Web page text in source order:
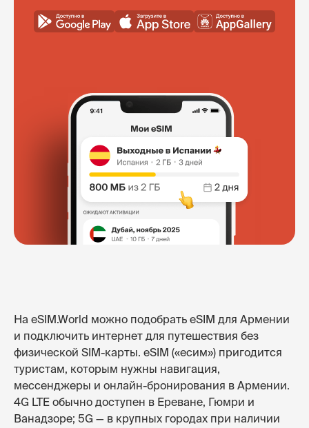
На eSIM.World можно подобрать eSIM для Армении
и подключить интернет для путешествия без
физической SIM-карты. eSIM («есим») пригодится
туристам, которым нужны навигация,
мессенджеры и онлайн-бронирования в Армении.
4G LTE обычно доступен в Ереване, Гюмри и
Ванадзоре; 5G — в крупных городах при наличии